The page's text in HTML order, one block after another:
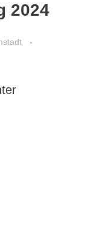
2024